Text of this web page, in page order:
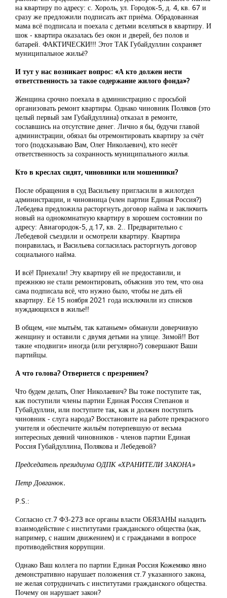
на квартиру по адресу: с. Хороль, ул. Городок-5, д. 4, кв. 67 и
сразу же предложили подписать акт приёма. Обрадованная
мама всё подписала и поехала с детьми вселяться в квартиру. И
шок - квартира оказалась без окон и дверей, без полов и
батарей. ФАКТИЧЕСКИ!!! Этот ТАК Губайдуллин сохраняет
муниципальное жильё?
И тут у нас возникает вопрос: «А кто должен нести
ответственность за такое содержание жилого фонда»?
Женщина срочно поехала в администрацию с просьбой
организовать ремонт квартиры. Однако чиновник Поляков (это
целый первый зам Губайдуллина) отказал в ремонте,
сославшись на отсутствие денег. Лично я бы, будучи главой
администрации, обязал бы отремонтировать квартиру за счёт
того (подсказываю Вам, Олег Николаевич), кто несёт
ответственность за сохранность муниципального жилья.
Кто в креслах сидят, чиновники или мошенники?
После обращения в суд Васильеву пригласили в жилотдел
администрации, и чиновница (член партии Единая Россия?)
Лебедева предложила расторгнуть договор найма и заключить
новый на однокомнатную квартиру в хорошем состоянии по
адресу: Авиагородок-5, д.17, кв. 2.. Предварительно с
Лебедевой съездили и осмотрели квартиру. Квартира
понравилась, и Васильева согласилась расторгнуть договор
социального найма.
И всё! Приехали! Эту квартиру ей не предоставили, и
прежнюю не стали ремонтировать, объяснив это тем, что она
сама подписала всё, что нужно было, чтобы не дать ей
квартиру. Её 15 ноября 2021 года исключили из списков
нуждающихся в жилье!!
В общем, «не мытьём, так катаньем» обманули доверчивую
женщину и оставили с двумя детьми на улице. Зимой!! Вот
такие «подвиги» иногда (или регулярно?) совершают Ваши
партийцы.
А что голова? Отвернется с презрением?
Что будем делать, Олег Николаевич? Вы тоже поступите так,
как поступили члены партии Единая Россия Степанов и
Губайдуллин, или поступите так, как и должен поступить
чиновник - слуга народа? Восстановите на работе прекрасного
учителя и обеспечите жильём потерпевшую от весьма
интересных деяний чиновников - членов партии Единая
Россия Губайдуллина, Полякова и Лебедевой?
Председатель президиума ОДПК «ХРАНИТЕЛИ ЗАКОНА»
Петр Довганюк.
P.S.:
Согласно ст.7 ФЗ-273 все органы власти ОБЯЗАНЫ наладить
взаимодействие с институтами гражданского общества (как,
например, с нашим движением) и с гражданами в вопросе
противодействия коррупции.
Однако Ваш коллега по партии Единая Россия Кожемяко явно
демонстративно нарушает положения ст.7 указанного закона,
не желая сотрудничать с институтами гражданского общества.
Почему он нарушает закон?